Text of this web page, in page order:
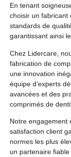
En tenant
choisir un fabricant
standards de
garantissant ainsi
Chez Lidercare,
fabrication de
une innovation
équipe d’experts
avancées et des
comprimés de
Notre engagement
satisfaction client
normes les plus
un partenaire fiable